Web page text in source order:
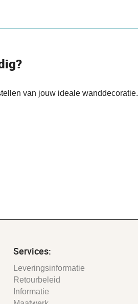
van jouw ideale wanddecoratie.
Services:
Leveringsinformatie
Retourbeleid
Informatie